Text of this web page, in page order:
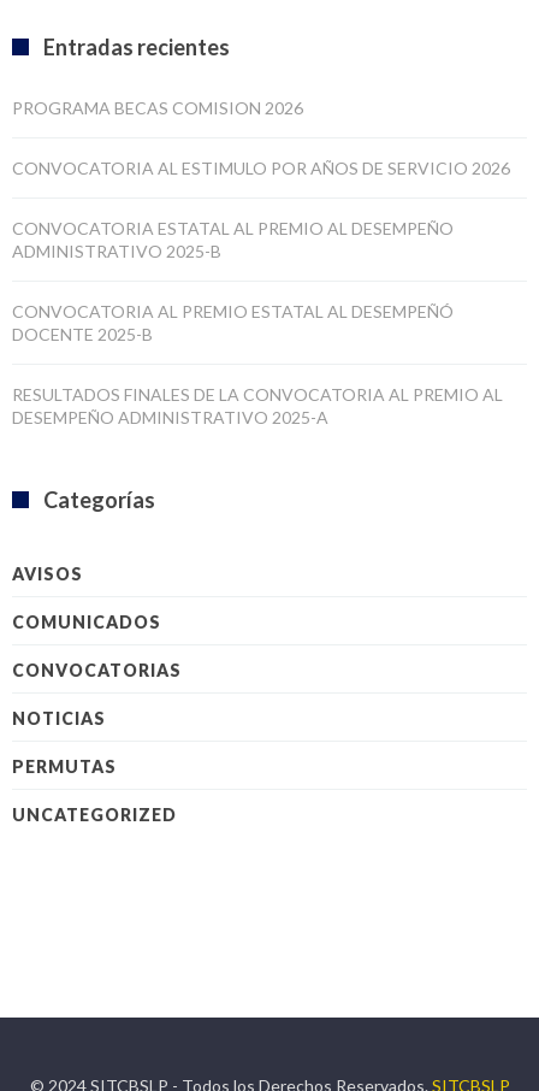
Entradas recientes
PROGRAMA BECAS COMISION 2026
CONVOCATORIA AL ESTIMULO POR AÑOS DE SERVICIO 2026
CONVOCATORIA ESTATAL AL PREMIO AL DESEMPEÑO
ADMINISTRATIVO 2025-B
CONVOCATORIA AL PREMIO ESTATAL AL DESEMPEÑÓ
DOCENTE 2025-B
RESULTADOS FINALES DE LA CONVOCATORIA AL PREMIO AL
DESEMPEÑO ADMINISTRATIVO 2025-A
Categorías
AVISOS
COMUNICADOS
CONVOCATORIAS
NOTICIAS
PERMUTAS
UNCATEGORIZED
© 2024 SITCBSLP - Todos los Derechos Reservados.SITCBSLP